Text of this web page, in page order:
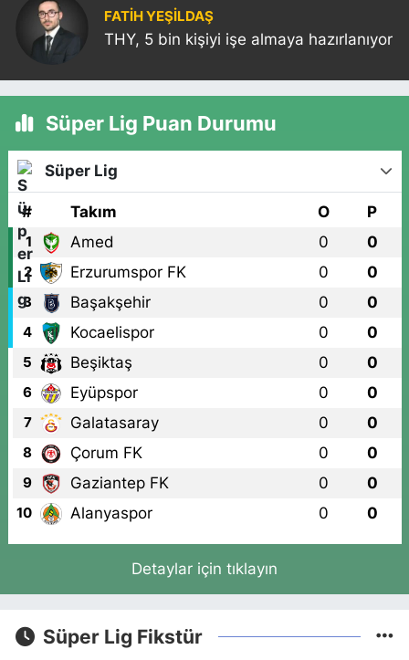
FATIH YEŞİLDAŞ
THY, 5 bin kişiyi işe almaya hazırlanıyor
Süper Lig Puan Durumu
Süper Lig
# Takım O P
1 Amed 0 0
2 Erzurumspor FK 0 0
3 Başakşehir 0 0
4 Kocaelispor 0 0
5 Beşiktaş 0 0
6 Eyüpspor 0 0
7 Galatasaray 0 0
8 Çorum FK 0 0
9 Gaziantep FK 0 0
10 Alanyaspor 0 0
Detaylar için tıklayın
Süper Lig Fikstür